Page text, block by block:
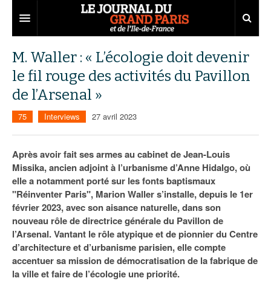
Territoires
Aménagement
Collectivités
Services urbains
Entreprises
Développement économique
Attractivité
Innovation
Transport
Marchés publics
Départements
77
78
91
92
93
Nominations
Portraits
Agenda
Les Assises du Grand Paris
Éditions précédentes
Le podcast
Ecouter les épisodes
Lire les résumés
M. Waller : « L’écologie doit devenir
le fil rouge des activités du Pavillon
de l’Arsenal »
75 Interviews 27 avril 2023
Après avoir fait ses armes au cabinet de Jean-Louis
Missika, ancien adjoint à l’urbanisme d’Anne Hidalgo, où
elle a notamment porté sur les fonts baptismaux
"Réinventer Paris", Marion Waller s’installe, depuis le 1er
février 2023, avec son aisance naturelle, dans son
nouveau rôle de directrice générale du Pavillon de
l’Arsenal. Vantant le rôle atypique et de pionnier du Centre
d’architecture et d’urbanisme parisien, elle compte
accentuer sa mission de démocratisation de la fabrique de
la ville et faire de l’écologie une priorité.